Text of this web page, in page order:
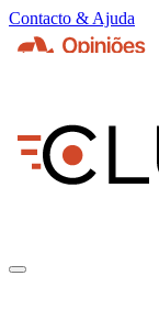
Contacto & Ajuda